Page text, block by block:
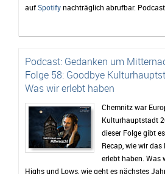
aufSpotifynachträglich abrufbar.
Lob, Kritik und Themenvorschläge für
sehr willkommen.
zur
Podcast: Gedanken um
Folge 58: Goodbye
Was wir erlebt haben
Chemnitz war
Kulturhauptstadt
dieser Folge gibt
Recap, wie wir das
erlebt haben. Was
Highs und Lows, wie geht es nächstes